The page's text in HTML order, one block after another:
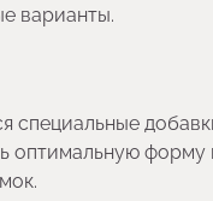
варианты.
специальные
оптимальную